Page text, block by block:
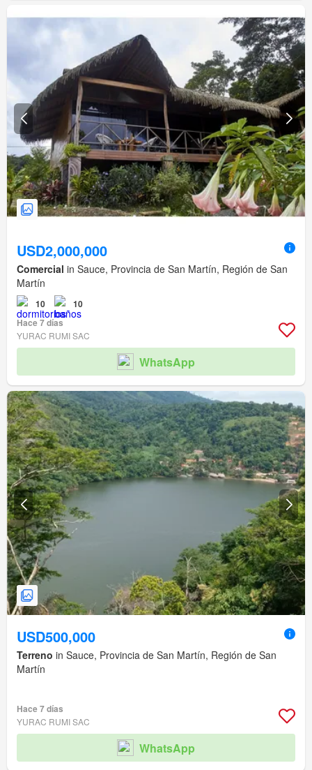
USD2,000,000
Comercial in Sauce, Provincia de San Martín, Región de San
Martín
10
10
Hace 7 días
YURAC RUMI SAC
WhatsApp
USD500,000
Terreno in Sauce, Provincia de San Martín, Región de San
Martín
Hace 7 días
YURAC RUMI SAC
WhatsApp